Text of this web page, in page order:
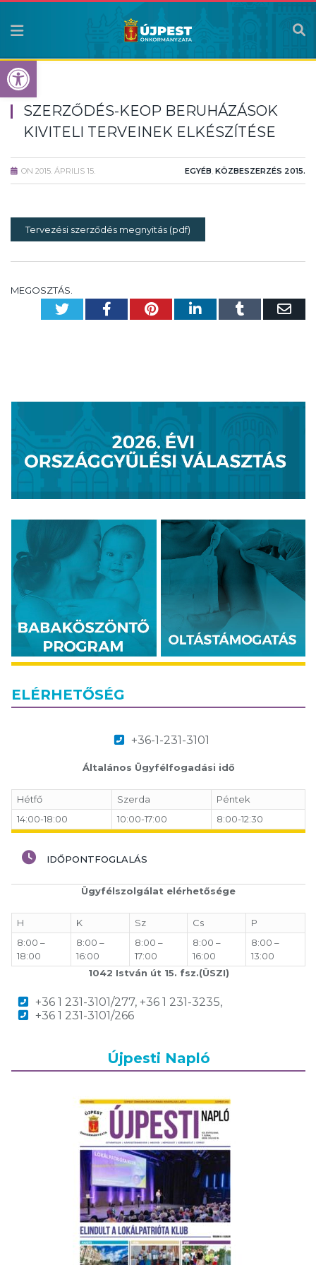
Eszköztár megnyitása
SZERZŐDÉS-KEOP BERUHÁZÁSOK
KIVITELI TERVEINEK ELKÉSZÍTÉSE
ON 2015. ÁPRILIS 15. EGYÉB, KÖZBESZERZÉS 2015.
Tervezési szerződés megnyitás (pdf)
MEGOSZTÁS.
TwitterFacebookPinterest
LinkedIn
Tumblr
ELÉRHETŐSÉG
+36-1-231-3101
Általános Ügyfélfogadási idő
Hétfő Szerda
Péntek
14:00-18:00
10:00-17:00 8:00-12:30
IDŐPONTFOGLALÁS
Ügyfélszolgálat elérhetősége
H K Sz Cs
P
8:00 –
18:00
8:00 –
16:00
8:00 –
17:00
8:00 –
16:00
8:00 –
13:00
1042 István út 15. fsz.(ÜSZI)
+36 1 231-3101/277, +36 1 231-3235,
+36 1 231-3101/266
Újpesti Napló